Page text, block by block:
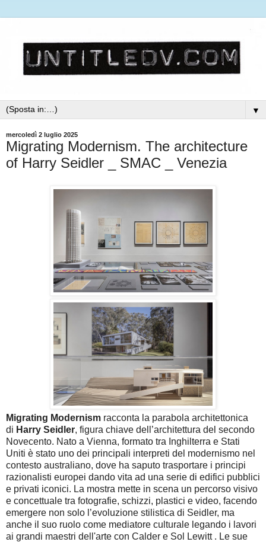
▼
mercoledì 2 luglio 2025
Migrating Modernism. The architecture
of Harry Seidler _ SMAC _ Venezia
Migrating Modernism racconta la parabola architettonica
di Harry Seidler, figura chiave dell’architettura del secondo
Novecento. Nato a Vienna, formato tra Inghilterra e Stati
Uniti è stato uno dei principali interpreti del modernismo nel
contesto australiano, dove ha saputo trasportare i principi
razionalisti europei dando vita ad una serie di edifici pubblici
e privati iconici. La mostra mette in scena un percorso visivo
e concettuale tra fotografie, schizzi, plastici e video, facendo
emergere non solo l’evoluzione stilistica di Seidler, ma
anche il suo ruolo come mediatore culturale legando i lavori
ai grandi maestri dell'arte con Calder e Sol Lewitt . Le sue